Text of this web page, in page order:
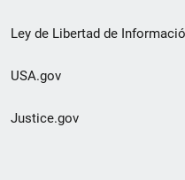
Ley de Libertad de
USA.gov
Justice.gov